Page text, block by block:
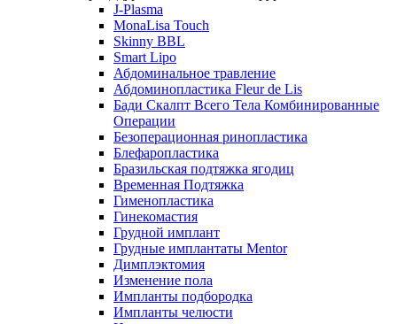
J-Plasma
MonaLisa Touch
Skinny BBL
Smart Lipo
Абдоминальное травление
Абдоминопластика Fleur de Lis
Бади Скалпт Всего Тела Комбинированные
Операции
Безоперационная ринопластика
Блефаропластика
Бразильская подтяжка ягодиц
Временная Подтяжка
Гименопластика
Гинекомастия
Грудной имплант
Грудные имплантаты Mentor
Димплэктомия
Изменение пола
Импланты подбородка
Импланты челюсти